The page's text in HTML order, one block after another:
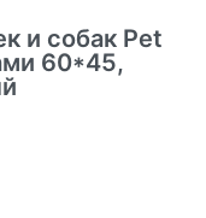
и собак Pet
60*45,